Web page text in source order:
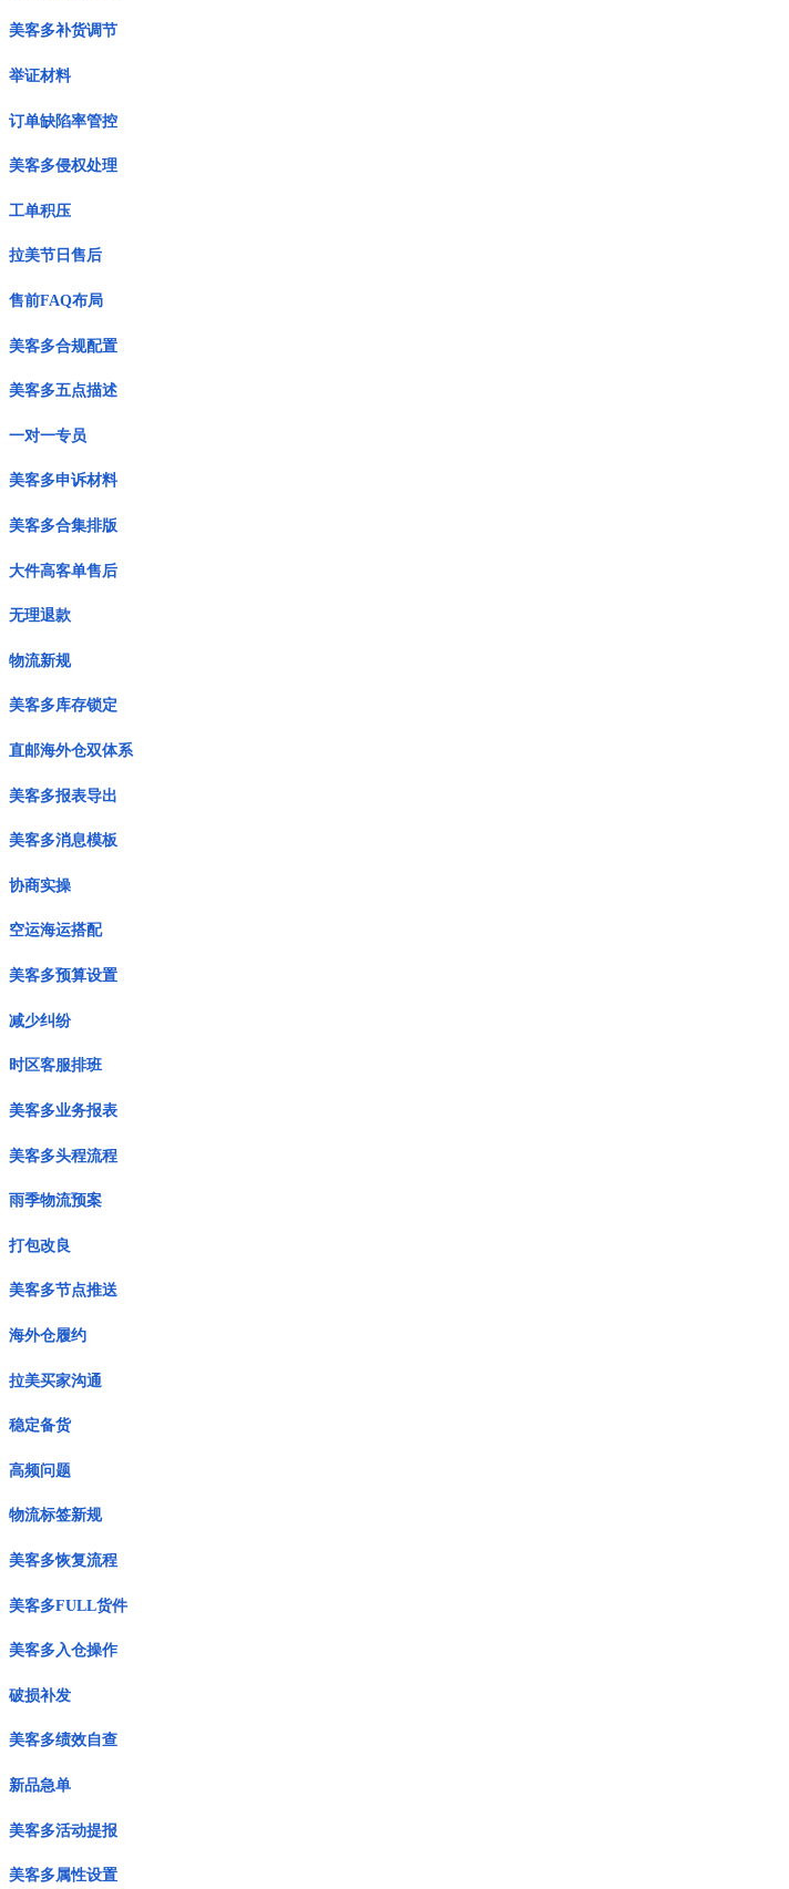
美客多补货调节
举证材料
订单缺陷率管控
美客多侵权处理
工单积压
拉美节日售后
售前FAQ布局
美客多合规配置
美客多五点描述
一对一专员
美客多申诉材料
美客多合集排版
大件高客单售后
无理退款
物流新规
美客多库存锁定
直邮海外仓双体系
美客多报表导出
美客多消息模板
协商实操
空运海运搭配
美客多预算设置
减少纠纷
时区客服排班
美客多业务报表
美客多头程流程
雨季物流预案
打包改良
美客多节点推送
海外仓履约
拉美买家沟通
稳定备货
高频问题
物流标签新规
美客多恢复流程
美客多FULL货件
美客多入仓操作
破损补发
美客多绩效自查
新品急单
美客多活动提报
美客多属性设置